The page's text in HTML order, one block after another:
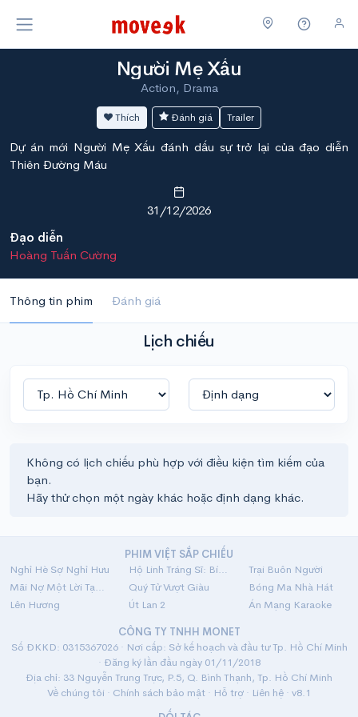
Người Mẹ Xấu
Action, Drama
Thích Đánh giá Trailer
Dự án mới Người Mẹ Xấu đánh dấu sự trở lại của đạo diễn
Thiên Đường Máu
31/12/2026
Đạo diễn
Hoàng Tuấn Cường
Thông tin phim Đánh giá
Lịch chiếu
Không có lịch chiếu phù hợp với điều kiện tìm kiếm của
bạn.
Hãy thử chọn một ngày khác hoặc định dạng khác.
PHIM VIỆT SẮP CHIẾU
Nghỉ Hè Sợ Nghỉ Hưu
Hộ Linh Tráng Sĩ: Bí Ẩn Mộ Vua Đinh
Trại Buôn Người
Mãi Nợ Một Lời Tạm Biệt
Quý Tử Vượt Giàu
Bóng Ma Nhà Hát
Lên Hương
Út Lan 2
Án Mạng Karaoke
CÔNG TY TNHH MONET
Số ĐKKD: 0315367026 · Nơi cấp: Sở kế hoạch và đầu tư Tp. Hồ Chí Minh
· Đăng ký lần đầu ngày 01/11/2018
Địa chỉ: 33 Nguyễn Trung Trực, P.5, Q. Bình Thạnh, Tp. Hồ Chí Minh
Về chúng tôi · Chính sách bảo mật · Hỗ trợ · Liên hệ · v8.1